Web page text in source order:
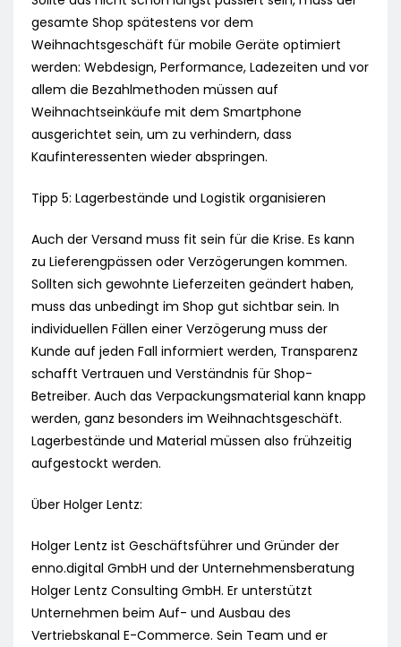
gesamte Shop spätestens vor dem
Weihnachtsgeschäft für mobile Geräte optimiert
werden: Webdesign, Performance, Ladezeiten und vor
allem die Bezahlmethoden müssen auf
Weihnachtseinkäufe mit dem Smartphone
ausgerichtet sein, um zu verhindern, dass
Kaufinteressenten wieder abspringen.
Tipp 5: Lagerbestände und Logistik organisieren
Auch der Versand muss fit sein für die Krise. Es kann
zu Lieferengpässen oder Verzögerungen kommen.
Sollten sich gewohnte Lieferzeiten geändert haben,
muss das unbedingt im Shop gut sichtbar sein. In
individuellen Fällen einer Verzögerung muss der
Kunde auf jeden Fall informiert werden, Transparenz
schafft Vertrauen und Verständnis für Shop-
Betreiber. Auch das Verpackungsmaterial kann knapp
werden, ganz besonders im Weihnachtsgeschäft.
Lagerbestände und Material müssen also frühzeitig
aufgestockt werden.
Über Holger Lentz:
Holger Lentz ist Geschäftsführer und Gründer der
enno.digital GmbH und der Unternehmensberatung
Holger Lentz Consulting GmbH. Er unterstützt
Unternehmen beim Auf- und Ausbau des
Vertriebskanal E-Commerce. Sein Team und er